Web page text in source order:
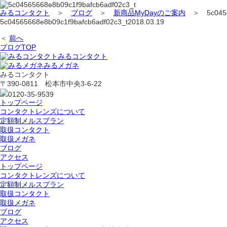
みるコンタクト ＞ ブログ ＞ 新商品MyDayのご案内 ＞
5c04565668e8b09c1f9bafcb6adf02c3_t2018.03.19
＜ 前へ
ブログTOP
みるコンタクト
みるメガネ
みるコンタクト
〒390-0811 松本市中央3-6-22
0120-35-9539
トップページ
コンタクトレンズについて
定額制メルスプラン
取扱コンタクト
取扱メガネ
ブログ
アクセス
トップページ
コンタクトレンズについて
定額制メルスプラン
取扱コンタクト
取扱メガネ
ブログ
アクセス